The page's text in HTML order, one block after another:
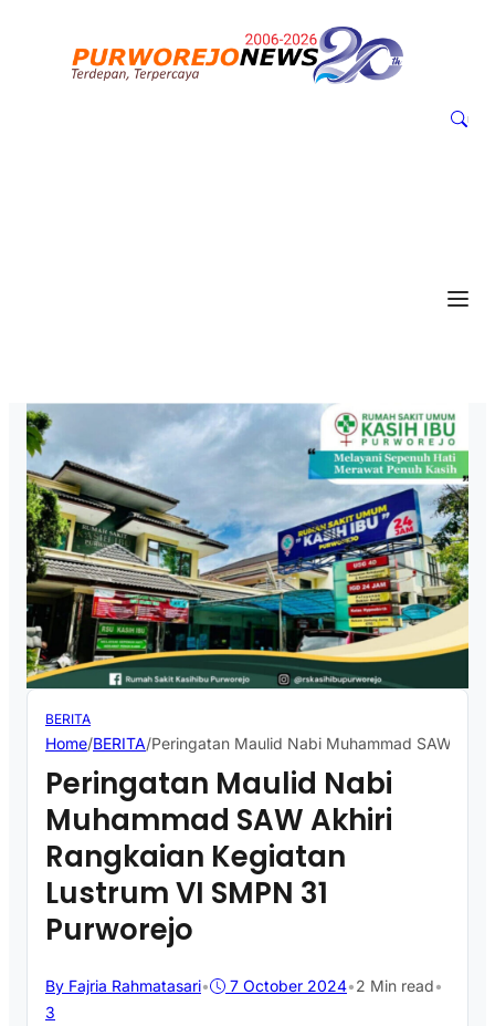
BERITA
Home/BERITA/Peringatan Maulid Nabi Muhammad SAW
Peringatan Maulid Nabi
Muhammad SAW Akhiri
Rangkaian Kegiatan
Lustrum VI SMPN 31
Purworejo
By Fajria Rahmatasari• 7 October 2024•2 Min read•
3